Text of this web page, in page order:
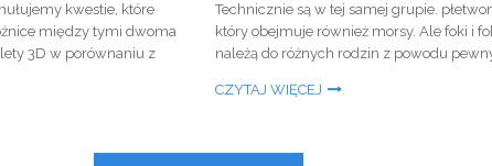
kwestie, które
między tymi dwoma
3D w porównaniu z
Technicznie są w tej samej grupie.
który obejmuje również morsy. Ale foki i
należą do różnych rodzin z powodu
CZYTAJ WIĘCEJ